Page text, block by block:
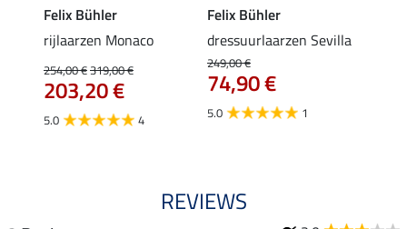
Felix Bühler
rijlaarzen Monaco
254,00 €319,00 €
203,20 €
5.0 4
Felix Bühler
dressuurlaarzen Sevilla
249,00 €
74,90 €
5.0 1
REVIEWS